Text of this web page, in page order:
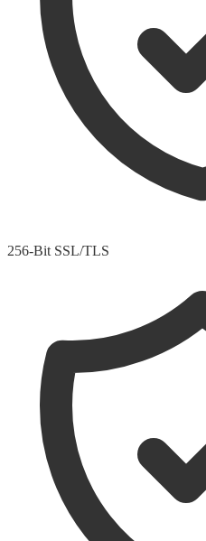
256-Bit SSL/TLS